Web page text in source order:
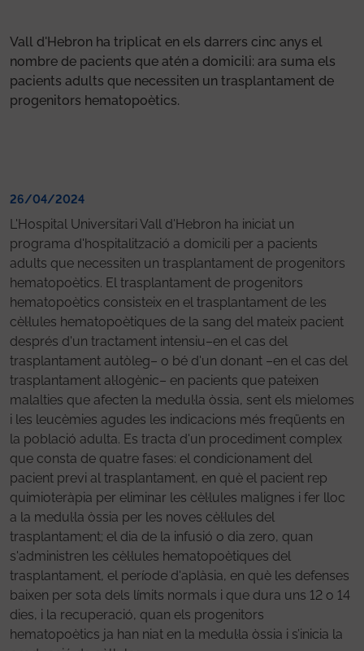
Vall d'Hebron ha triplicat en els darrers cinc anys el
nombre de pacients que atén a domicili: ara suma els
pacients adults que necessiten un trasplantament de
progenitors hematopoètics.
26/04/2024
L'Hospital Universitari Vall d'Hebron ha iniciat un
programa d'hospitalització a domicili per a pacients
adults que necessiten un trasplantament de progenitors
hematopoètics. El trasplantament de progenitors
hematopoètics consisteix en el trasplantament de les
cèl·lules hematopoètiques de la sang del mateix pacient
després d'un tractament intensiu–en el cas del
trasplantament autòleg– o bé d'un donant –en el cas del
trasplantament al·logènic– en pacients que pateixen
malalties que afecten la medul·la òssia, sent els mielomes
i les leucèmies agudes les indicacions més freqüents en
la població adulta. Es tracta d'un procediment complex
que consta de quatre fases: el condicionament del
pacient previ al trasplantament, en què el pacient rep
quimioteràpia per eliminar les cèl·lules malignes i fer lloc
a la medul·la òssia per les noves cèl·lules del
trasplantament; el dia de la infusió o dia zero, quan
s'administren les cèl·lules hematopoètiques del
trasplantament, el període d'aplàsia, en què les defenses
baixen per sota dels límits normals i que dura uns 12 o 14
dies, i la recuperació, quan els progenitors
hematopoètics ja han niat en la medul·la òssia i s’inicia la